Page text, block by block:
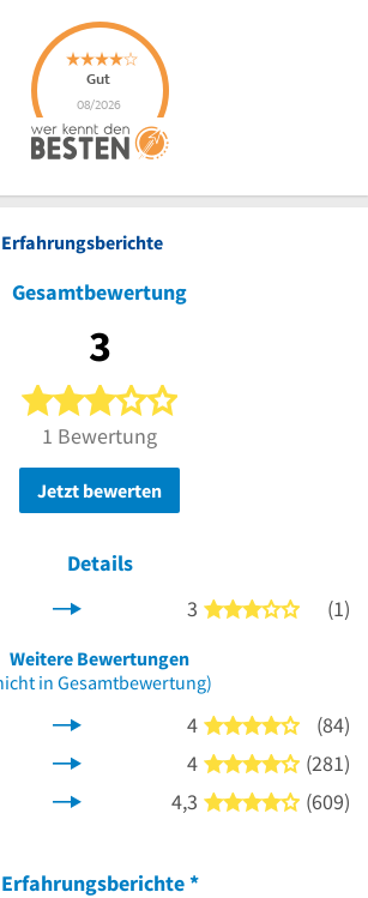
Gesamtbewertung
3
3 von 5 Sternen
1 Bewertung
Jetzt bewerten
Details
3 3 von 5
(1)
Weitere Bewertungen
in Gesamtbewertung)
4 4 von 5
(84)
4 4 von 5
(281)
4,3 4 von 5
(609)
Erfahrungsberichte*